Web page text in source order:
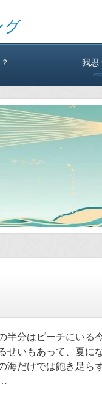
グ
我思
半分はビーチにい
せいもあって、夏
海だけでは飽き足ら